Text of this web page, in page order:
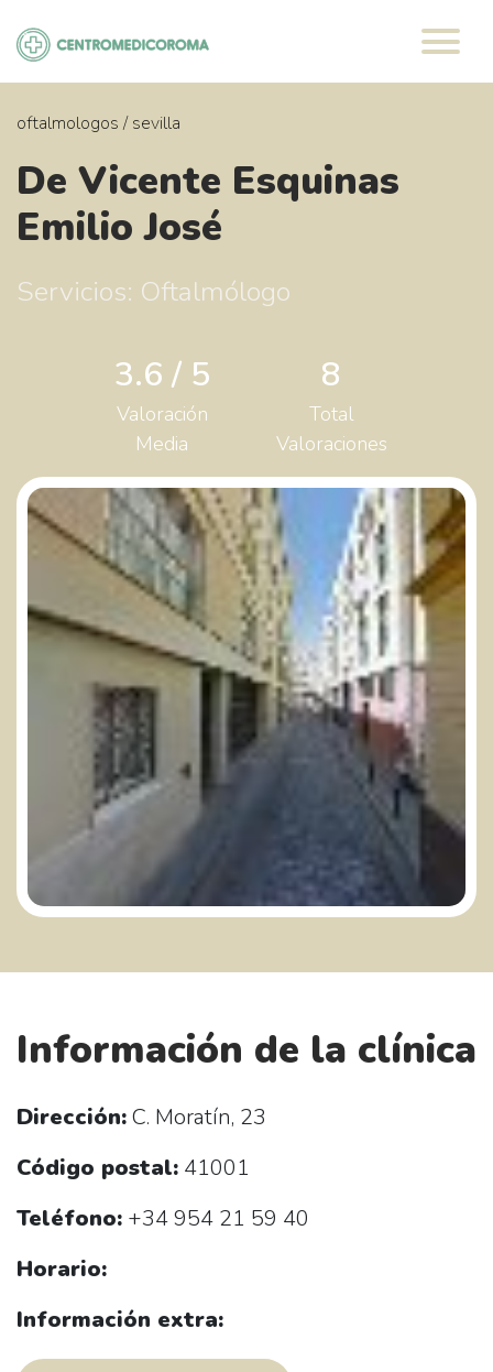
contenido
oftalmologos / sevilla
De Vicente Esquinas
Emilio José
Servicios: Oftalmólogo
3.6 / 5
Valoración
Media
8
Total
Valoraciones
Información de la clínica
Dirección:C. Moratín, 23
Código postal: 41001
Teléfono: +34 954 21 59 40
Horario:
Información extra: